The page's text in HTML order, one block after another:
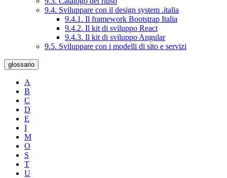
9.4. Sviluppare con il design system .italia
9.4.1. Il framework Bootstrap Italia
9.4.2. Il kit di sviluppo React
9.4.3. Il kit di sviluppo Angular
9.5. Sviluppare con i modelli di sito e servizi
glossario
A
B
C
D
E
I
M
O
S
T
U